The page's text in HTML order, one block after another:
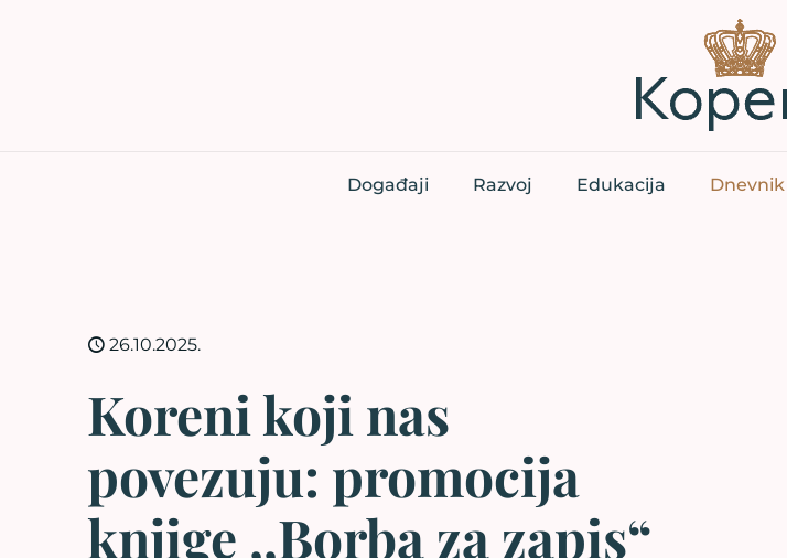
Događaji Razvoj Edukacija Dnevnik
26.10.2025.
Koreni koji nas
povezuju: promocija
knjige ,,Borba za zapis“